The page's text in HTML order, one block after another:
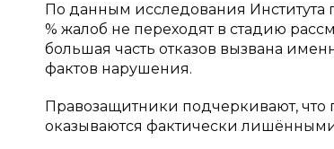
По данным исследования Института
% жалоб не переходят в стадию
большая часть отказов вызвана
фактов нарушения.
Правозащитники подчеркивают, что
оказываются фактически